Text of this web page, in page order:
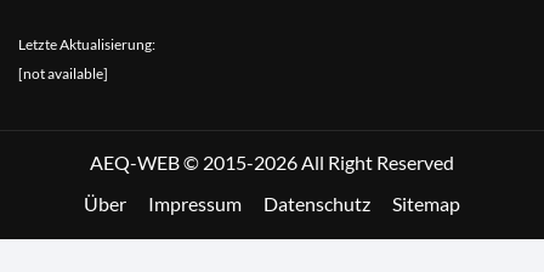
Letzte Aktualisierung:
[not available]
AEQ-WEB © 2015-2026 All Right Reserved
Über
Impressum Datenschutz Sitemap